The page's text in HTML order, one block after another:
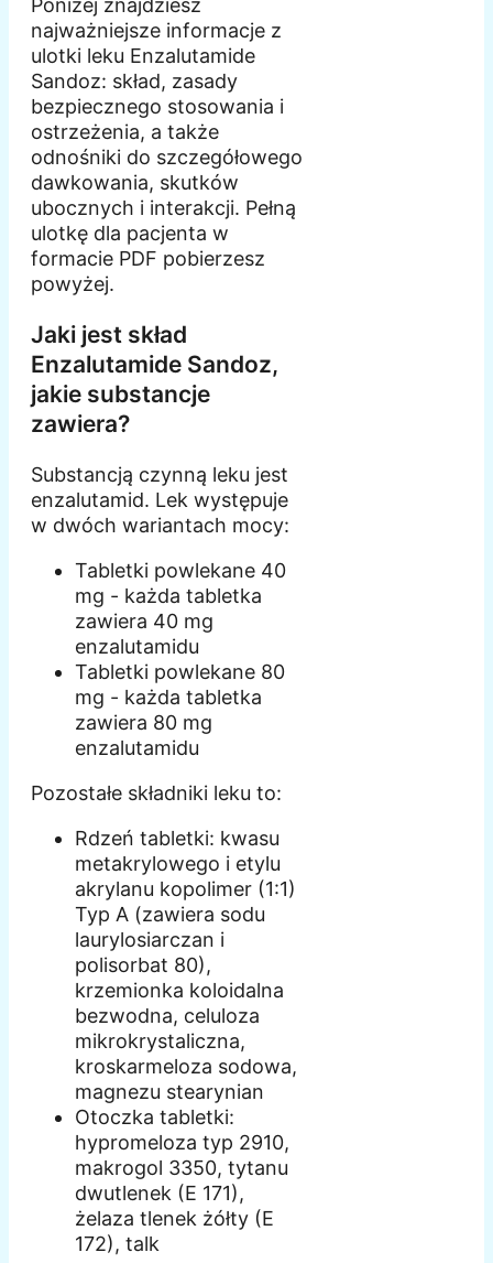
Poniżej znajdziesz
najważniejsze informacje z
ulotki leku Enzalutamide
Sandoz: skład, zasady
bezpiecznego stosowania i
ostrzeżenia, a także
odnośniki do szczegółowego
dawkowania, skutków
ubocznych i interakcji. Pełną
ulotkę dla pacjenta w
formacie PDF pobierzesz
powyżej.
Jaki jest skład
Enzalutamide Sandoz,
jakie substancje
zawiera?
Substancją czynną leku jest
enzalutamid. Lek występuje
w dwóch wariantach mocy:
Tabletki powlekane 40
mg - każda tabletka
zawiera 40 mg
enzalutamidu
Tabletki powlekane 80
mg - każda tabletka
zawiera 80 mg
enzalutamidu
Pozostałe składniki leku to:
Rdzeń tabletki: kwasu
metakrylowego i etylu
akrylanu kopolimer (1:1)
Typ A (zawiera sodu
laurylosiarczan i
polisorbat 80),
krzemionka koloidalna
bezwodna, celuloza
mikrokrystaliczna,
kroskarmeloza sodowa,
magnezu stearynian
Otoczka tabletki:
hypromeloza typ 2910,
makrogol 3350, tytanu
dwutlenek (E 171),
żelaza tlenek żółty (E
172), talk